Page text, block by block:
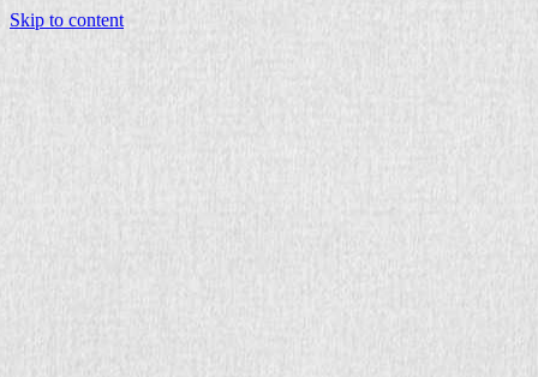
Skip to content